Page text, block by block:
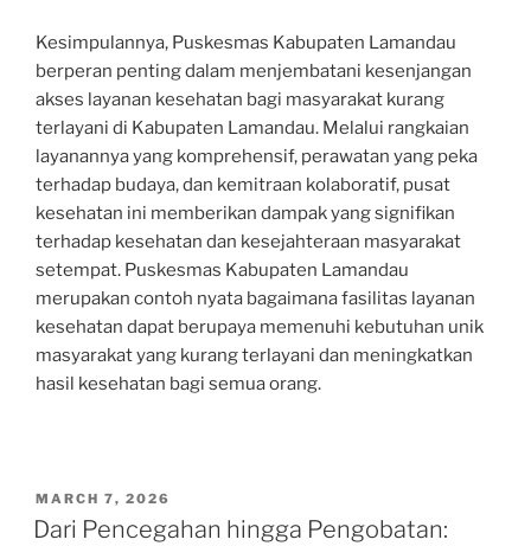
Kesimpulannya, Puskesmas Kabupaten Lamandau
berperan penting dalam menjembatani kesenjangan
akses layanan kesehatan bagi masyarakat kurang
terlayani di Kabupaten Lamandau. Melalui rangkaian
layanannya yang komprehensif, perawatan yang peka
terhadap budaya, dan kemitraan kolaboratif, pusat
kesehatan ini memberikan dampak yang signifikan
terhadap kesehatan dan kesejahteraan masyarakat
setempat. Puskesmas Kabupaten Lamandau
merupakan contoh nyata bagaimana fasilitas layanan
kesehatan dapat berupaya memenuhi kebutuhan unik
masyarakat yang kurang terlayani dan meningkatkan
hasil kesehatan bagi semua orang.
POSTED
ON
MARCH 7, 2026
Dari Pencegahan hingga Pengobatan: